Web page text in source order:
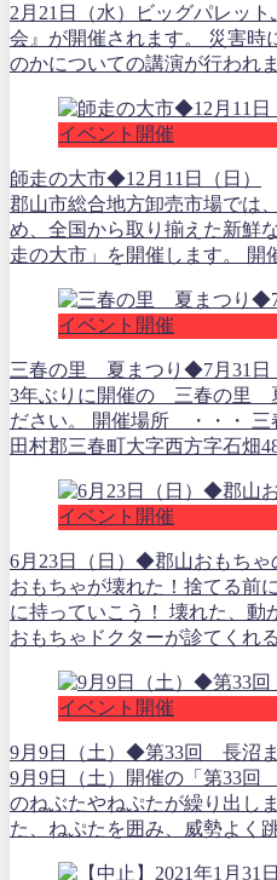
2月21日（水）ビッグパレッ
会』が開催されます。 災害時
のかについての講演が行われ
イベント開催
師走の大市◆12月11日（日）
郡山市総合地方卸売市場では
め、全国から取り揃えた新鮮
走の大市」を開催します。 開
イベント開催
三春の里 夏まつり◆7月31日
3年ぶりに開催の 三春の里
ださい。 開催場所 ・・・ 三
田村郡三春町大字西方字石畑
イベント開催
6月23日（日）◆郡山おもちゃ
おもちゃが壊れた！捨てる前
に持っていこう！ 壊れた、動
おもちゃドクターが診てくれ
イベント開催
9月9日（土）◆第33回 長沼
9月9日（土）開催の「第33
のねぶたやねぷたが繰り出し
た、ねぷたを囲み、威勢よく